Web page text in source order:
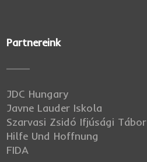
Partnereink
JDC Hungary
Javne Lauder Iskola
Szarvasi Zsidó Ifjúsági Tábor
Hilfe Und Hoffnung
FIDA